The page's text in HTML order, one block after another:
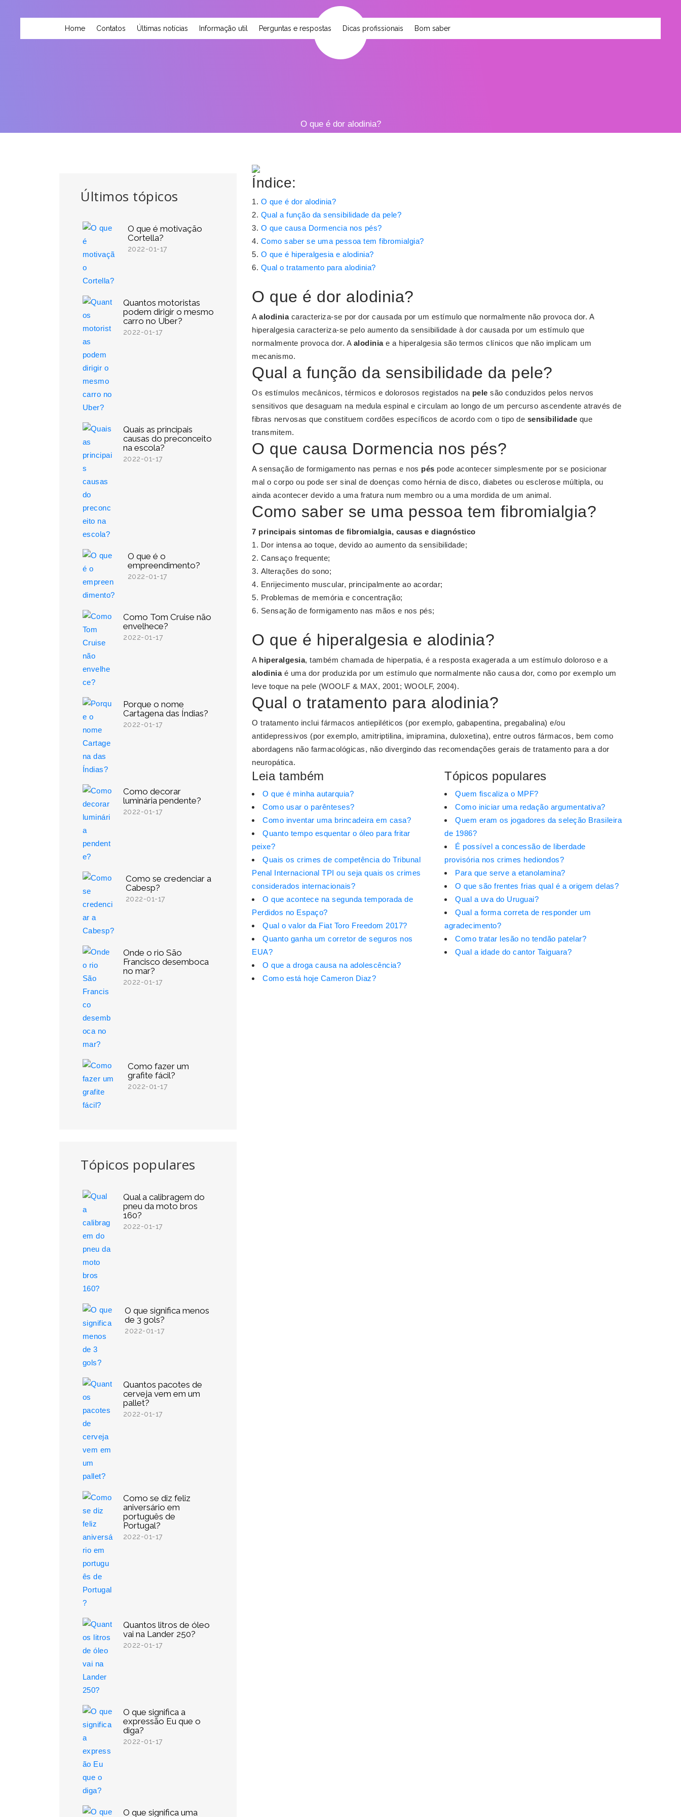
Home Contatos Últimas notícias Informação util Perguntas e respostas Dicas profissionais Bom saber
O que é dor alodinia?
Últimos tópicos
O que é motivação
Cortella?
2022-01-17
Quantos motoristas
podem dirigir o mesmo
carro no Uber?
2022-01-17
Quais as principais
causas do preconceito
na escola?
2022-01-17
O que é o
empreendimento?
2022-01-17
Como Tom Cruise não
envelhece?
2022-01-17
Porque o nome
Cartagena das Índias?
2022-01-17
Como decorar
luminária pendente?
2022-01-17
Como se credenciar a
Cabesp?
2022-01-17
Onde o rio São
Francisco desemboca
no mar?
2022-01-17
Como fazer um
grafite fácil?
2022-01-17
Tópicos populares
Qual a calibragem do
pneu da moto bros
160?
2022-01-17
O que significa menos
de 3 gols?
2022-01-17
Quantos pacotes de
cerveja vem em um
pallet?
2022-01-17
Como se diz feliz
aniversário em
português de
Portugal?
2022-01-17
Quantos litros de óleo
vai na Lander 250?
2022-01-17
O que significa a
expressão Eu que o
diga?
2022-01-17
O que significa uma
Índice:
O que é dor alodinia?
Qual a função da sensibilidade da pele?
O que causa Dormencia nos pés?
Como saber se uma pessoa tem fibromialgia?
O que é hiperalgesia e alodinia?
Qual o tratamento para alodinia?
O que é dor alodinia?
A alodiniacaracteriza-se por dor causada por um estímulo que normalmente não provoca dor. A
hiperalgesia caracteriza-se pelo aumento da sensibilidade à dor causada por um estímulo que
normalmente provoca dor. A alodiniae a hiperalgesia são termos clínicos que não implicam um
mecanismo.
Qual a função da sensibilidade da pele?
Os estímulos mecânicos, térmicos e dolorosos registados na pele são conduzidos pelos nervos
sensitivos que desaguam na medula espinal e circulam ao longo de um percurso ascendente através de
fibras nervosas que constituem cordões específicos de acordo com o tipo de sensibilidade que
transmitem.
O que causa Dormencia nos pés?
A sensação de formigamento nas pernas e nos pés pode acontecer simplesmente por se posicionar
mal o corpo ou pode ser sinal de doenças como hérnia de disco, diabetes ou esclerose múltipla, ou
ainda acontecer devido a uma fratura num membro ou a uma mordida de um animal.
Como saber se uma pessoa tem fibromialgia?
7 principais sintomas de fibromialgia, causas e diagnóstico
Dor intensa ao toque, devido ao aumento da sensibilidade;
Cansaço frequente;
Alterações do sono;
Enrijecimento muscular, principalmente ao acordar;
Problemas de memória e concentração;
Sensação de formigamento nas mãos e nos pés;
O que é hiperalgesia e alodinia?
A hiperalgesia, também chamada de hiperpatia, é a resposta exagerada a um estímulo doloroso e a
alodiniaé uma dor produzida por um estímulo que normalmente não causa dor, como por exemplo um
leve toque na pele (WOOLF & MAX, 2001; WOOLF, 2004).
Qual o tratamento para alodinia?
O tratamento inclui fármacos antiepiléticos (por exemplo, gabapentina, pregabalina) e/ou
antidepressivos (por exemplo, amitriptilina, imipramina, duloxetina), entre outros fármacos, bem como
abordagens não farmacológicas, não divergindo das recomendações gerais de tratamento para a dor
neuropática.
Leia também
O que é minha autarquia?
Como usar o parênteses?
Como inventar uma brincadeira em casa?
Quanto tempo esquentar o óleo para fritar
peixe?
Quais os crimes de competência do Tribunal
Penal Internacional TPI ou seja quais os crimes
considerados internacionais?
O que acontece na segunda temporada de
Perdidos no Espaço?
Qual o valor da Fiat Toro Freedom 2017?
Quanto ganha um corretor de seguros nos
EUA?
O que a droga causa na adolescência?
Como está hoje Cameron Diaz?
Tópicos populares
Quem fiscaliza o MPF?
Como iniciar uma redação argumentativa?
Quem eram os jogadores da seleção Brasileira
de 1986?
É possível a concessão de liberdade
provisória nos crimes hediondos?
Para que serve a etanolamina?
O que são frentes frias qual é a origem delas?
Qual a uva do Uruguai?
Qual a forma correta de responder um
agradecimento?
Como tratar lesão no tendão patelar?
Qual a idade do cantor Taiguara?